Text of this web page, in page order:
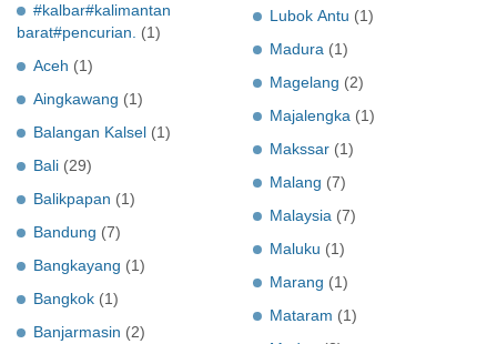
#kalbar#kalimantan
barat#pencurian.
(1)
Aceh (1)
Aingkawang (1)
Balangan Kalsel (1)
Bali (29)
Balikpapan (1)
Bandung (7)
Bangkayang (1)
Bangkok (1)
Banjarmasin (2)
Lubok Antu (1)
Madura (1)
Magelang (2)
Majalengka (1)
Makssar (1)
Malang (7)
Malaysia (7)
Maluku (1)
Marang (1)
Mataram (1)